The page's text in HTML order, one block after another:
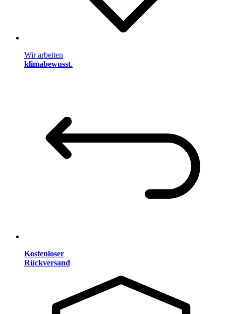
Wir arbeiten
klimabewusst.
Kostenloser
Rückversand